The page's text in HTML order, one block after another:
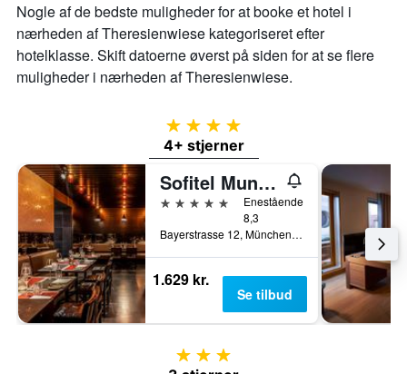
Nogle af de bedste muligheder for at booke et hotel i
nærheden af ​​Theresienwiese kategoriseret efter
hotelklasse. Skift datoerne øverst på siden for at se flere
muligheder i nærheden af ​​Theresienwiese.
4 stjerner
4+ stjerner
Sofitel Munich Bayerpost
5 stjerner
Enestående
8,3
Bayerstrasse 12, München, Bayern, Tyskland
1.629 kr.
Se tilbud
3 stjerner